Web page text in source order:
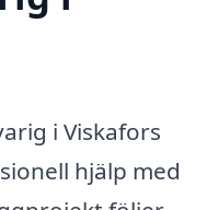
i Viskafors
hjälp med